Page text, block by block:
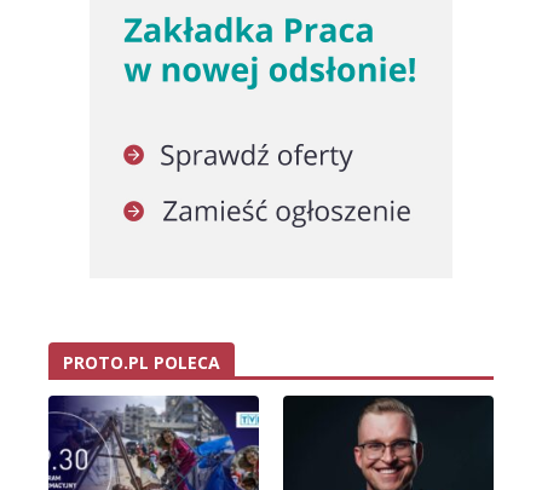
PROTO.PL POLECA